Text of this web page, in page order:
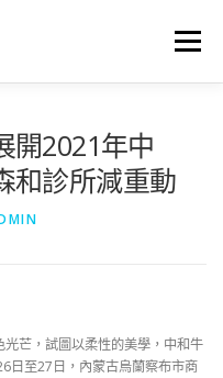
選單
開2021年中
和診所減重動
芒，試圖以柔性的美學，中和牛
日至27日，內蒙古烏蘭察布市商